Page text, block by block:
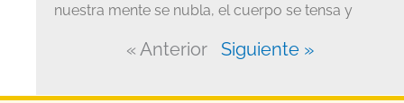
nuestra mente se nubla, el cuerpo se tensa y
« Anterior Siguiente »